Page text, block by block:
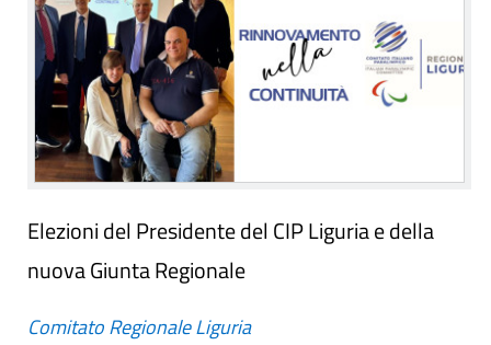
Elezioni del Presidente del CIP Liguria e della
nuova Giunta Regionale
Comitato Regionale Liguria